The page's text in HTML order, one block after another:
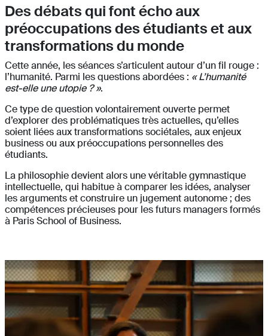
Des débats qui font écho aux
préoccupations des étudiants et aux
transformations du monde
Cette année, les séances s’articulent autour d’un fil rouge :
l’humanité. Parmi les questions abordées : « L’humanité
est-elle une utopie ? ».
Ce type de question volontairement ouverte permet
d’explorer des problématiques très actuelles, qu’elles
soient liées aux transformations sociétales, aux enjeux
business ou aux préoccupations personnelles des
étudiants.
La philosophie devient alors une véritable gymnastique
intellectuelle, qui habitue à comparer les idées, analyser
les arguments et construire un jugement autonome ; des
compétences précieuses pour les futurs managers formés
à Paris School of Business.